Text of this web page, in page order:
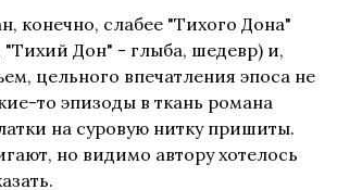
конечно, слабее "Тихого Дона"
"Тихий Дон" - глыба, шедевр) и,
цельного впечатления эпоса не
то эпизоды в ткань романа
на суровую нитку пришиты.
но видимо автору хотелось